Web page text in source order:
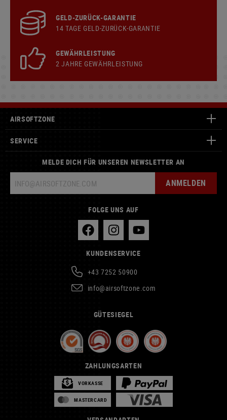
GELD-ZURÜCK-GARANTIE
14 TAGE GELD-ZURÜCK-GARANTIE
GEWÄHRLEISTUNG
2 JAHRE GEWÄHRLEISTUNG
AIRSOFTZONE
SERVICE
MELDE DICH FÜR UNSEREN NEWSLETTER AN
ANMELDEN
FOLGE UNS AUF
KUNDENSERVICE
+43 7252 50900
info@airsoftzone.com
GÜTESIEGEL
ZAHLUNGSARTEN
VORKASSE
MASTERCARD